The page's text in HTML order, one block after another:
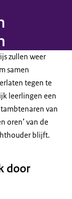
zullen weer
samen
tegen te
leerlingen een
van
oren’ van de
blijft.
door